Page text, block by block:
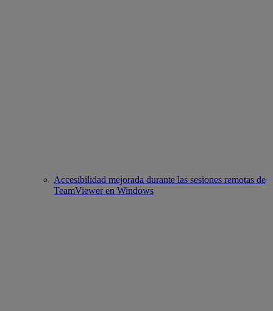
Accesibilidad mejorada durante las sesiones remotas de
TeamViewer en Windows